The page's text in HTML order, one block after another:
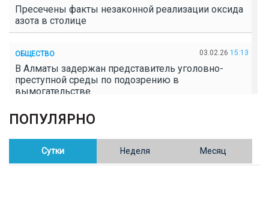
Пресечены факты незаконной реализации оксида
азота в столице
ОБЩЕСТВО 03.02.26 15:13
В Алматы задержан представитель уголовно-
преступной среды по подозрению в
вымогательстве
ОБЩЕСТВО
Полицейские пресекли незаконное выращивание
конопли в Таразе
ПОПУЛЯРНО
Сутки Неделя Месяц